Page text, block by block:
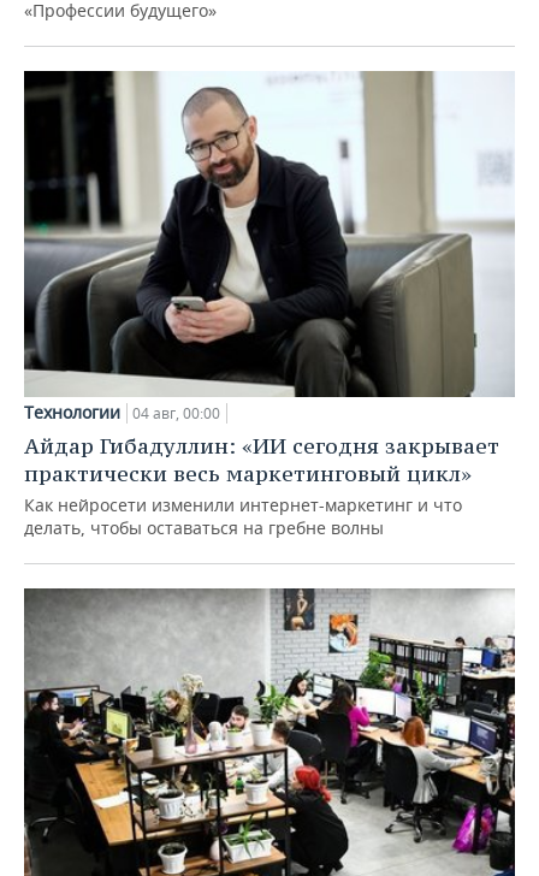
«Профессии будущего»
Технологии 04 авг, 00:00
Айдар Гибадуллин: «ИИ сегодня закрывает
практически весь маркетинговый цикл»
Как нейросети изменили интернет-маркетинг и что
делать, чтобы оставаться на гребне волны